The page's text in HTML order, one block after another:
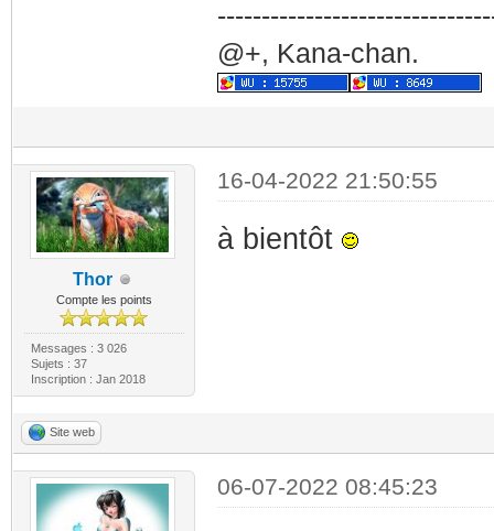
@+, Kana-chan.
Thor
Compte les points
Messages : 3 026
Sujets : 37
Inscription : Jan 2018
16-04-2022 21:50:55
à bientôt
Site web
06-07-2022 08:45:23